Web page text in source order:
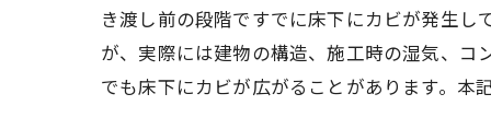
「乾
数値
基礎
き渡し前の段階ですでに床下にカビが発生
が、実際には建物の構造、施工時の湿気、
でも床下にカビが広がることがあります。本